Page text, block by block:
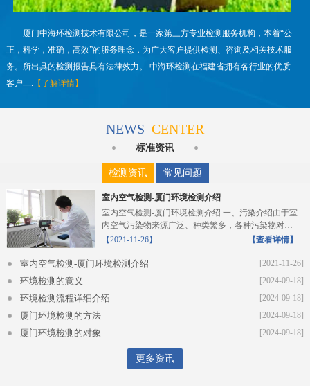
厦门中海环检测技术有限公司，是一家第三方专业检测服务机构，本着“公
正，科学，准确，高效”的服务理念，为广大客户提供检测、咨询及相关技术服
务。所出具的检测报告具有法律效力。 中海环检测在福建省拥有各行业的优质
客户..... 【了解详情】
NEWS CENTER
标准资讯
检测资讯 常见问题
室内空气检测-厦门环境检测介绍
室内空气检测-厦门环境检测介绍 一、污染介绍由于室
内空气污染物来源广泛、种类繁多，各种污染物对人
体的危...
【2021-11-26】 【查看详情】
[2021-11-26]
室内空气检测-厦门环境检测介绍
[2024-09-18]
环境检测的意义
[2024-09-18]
环境检测流程详细介绍
[2024-09-18]
厦门环境检测的方法
[2024-09-18]
厦门环境检测的对象
更多资讯